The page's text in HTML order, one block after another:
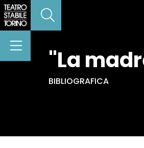
"La
BIBLIOGRAFICA